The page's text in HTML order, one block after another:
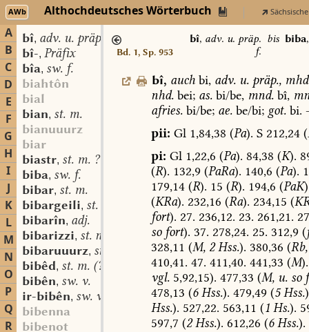
AWb Althochdeutsches Wörterbuch
A
B
C
D
E
F
G
H
I
J
K
L
M
N
O
P
Q
R
bî, adv. u. präp.
bî-, Präfix
bîa, sw. f.
biahtôn
bial
bian, st. m.
bianuuurz
biar
biastr, st. m. ?
biba, sw. f.
bibar, st. m.
bibargeili, st. n.
bibarîn, adj.
bibarizzi, st. n.
bibaruuurz, st. f.
bibêd, st. m. (?)
bibên, sw. v.
ir-bibên, sw. v.
bibenna
bibenot
Bd. 1, Sp. 953
bî, adv. u. präp. bis biba
f.
bî, auch bi, adv. u. präp.,
nhd.bei; as. bi/be, mnd.bî,
afries.bi/be; ae.be/bi; got. bi.
pii: Gl1,84,38 (Pa). S212,24(
pi: Gl1,22,6 (Pa). 84,38 (K).
(R). 132,9 (PaRa). 140,6 (Pa).
179,14 (R). 15 (R). 194,6 (PaK
(KRa). 232,16 (Ra). 234,15 (
fort). 27. 236,12. 23. 261,21.
sofort). 37. 278,24. 25. 312,9 (
328,11 (M, 2Hss.). 380,36 (Rb,
410,41. 47. 411,40. 441,33 (M).
vgl.5,92,15). 477,33 (M,u.so
478,13 (6Hss.). 479,49 (5Hss.
Hss.). 527,22. 563,11 (1Hs.).
597,7 (2Hss.). 612,26 (6Hss.).